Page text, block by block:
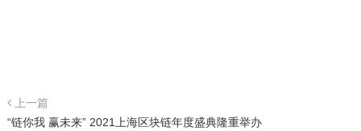
上一篇
“链你我 赢未来” 2021上海区块链年度盛典隆重举办